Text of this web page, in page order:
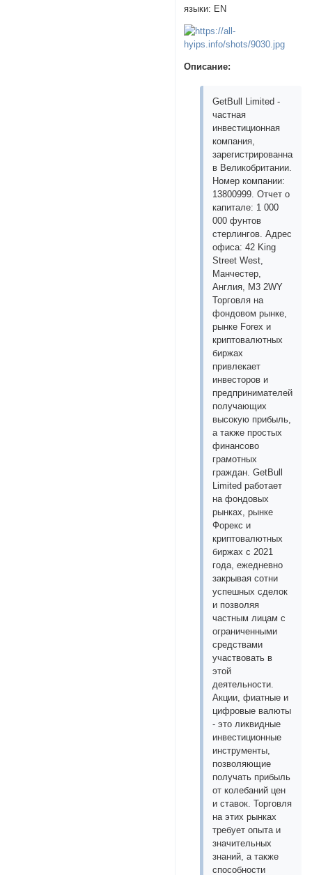
языки: EN
Описание:
GetBull Limited -
частная
инвестиционная
компания,
зарегистрированная
в Великобритании.
Номер компании:
13800999. Отчет о
капитале: 1 000
000 фунтов
стерлингов. Адрес
офиса: 42 King
Street West,
Манчестер,
Англия, M3 2WY
Торговля на
фондовом рынке,
рынке Forex и
криптовалютных
биржах
привлекает
инвесторов и
предпринимателей,
получающих
высокую прибыль,
а также простых
финансово
грамотных
граждан. GetBull
Limited работает
на фондовых
рынках, рынке
Форекс и
криптовалютных
биржах с 2021
года, ежедневно
закрывая сотни
успешных сделок
и позволяя
частным лицам с
ограниченными
средствами
участвовать в
этой
деятельности.
Акции, фиатные и
цифровые валюты
- это ликвидные
инвестиционные
инструменты,
позволяющие
получать прибыль
от колебаний цен
и ставок. Торговля
на этих рынках
требует опыта и
значительных
знаний, а также
способности